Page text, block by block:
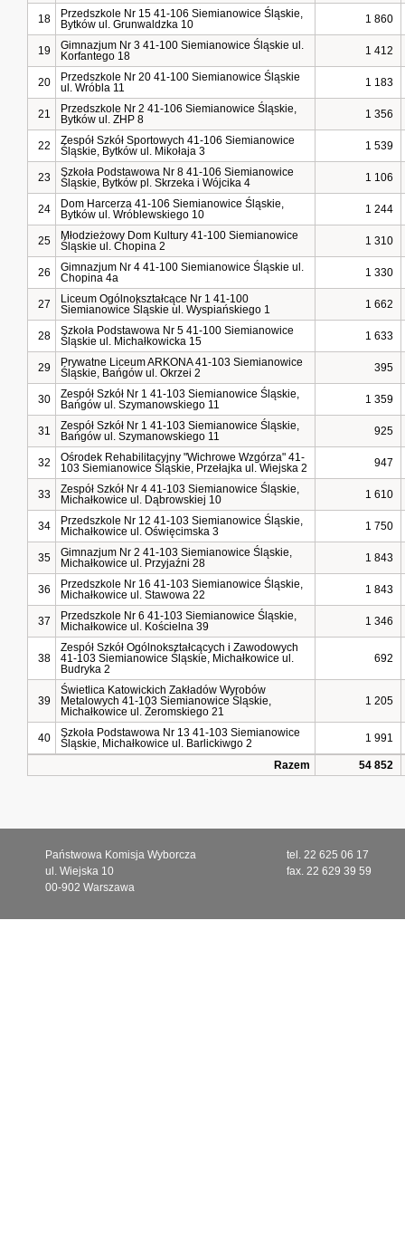
18
Przedszkole Nr 15 41-106 Siemianowice Śląskie,
Bytków ul. Grunwaldzka 10
1 860
19
Gimnazjum Nr 3 41-100 Siemianowice Śląskie ul.
Korfantego 18
1 412
20
Przedszkole Nr 20 41-100 Siemianowice Śląskie
ul. Wróbla 11
1 183
21
Przedszkole Nr 2 41-106 Siemianowice Śląskie,
Bytków ul. ZHP 8
1 356
22
Zespół Szkół Sportowych 41-106 Siemianowice
Śląskie, Bytków ul. Mikołaja 3
1 539
23
Szkoła Podstawowa Nr 8 41-106 Siemianowice
Śląskie, Bytków pl. Skrzeka i Wójcika 4
1 106
24
Dom Harcerza 41-106 Siemianowice Śląskie,
Bytków ul. Wróblewskiego 10
1 244
25
Młodzieżowy Dom Kultury 41-100 Siemianowice
Śląskie ul. Chopina 2
1 310
26
Gimnazjum Nr 4 41-100 Siemianowice Śląskie ul.
Chopina 4a
1 330
27
Liceum Ogólnokształcące Nr 1 41-100
Siemianowice Śląskie ul. Wyspiańskiego 1
1 662
28
Szkoła Podstawowa Nr 5 41-100 Siemianowice
Śląskie ul. Michałkowicka 15
1 633
29
Prywatne Liceum ARKONA 41-103 Siemianowice
Śląskie, Bańgów ul. Okrzei 2
395
30
Zespół Szkół Nr 1 41-103 Siemianowice Śląskie,
Bańgów ul. Szymanowskiego 11
1 359
31
Zespół Szkół Nr 1 41-103 Siemianowice Śląskie,
Bańgów ul. Szymanowskiego 11
925
32
Ośrodek Rehabilitacyjny "Wichrowe Wzgórza" 41-
103 Siemianowice Śląskie, Przełajka ul. Wiejska 2
947
33
Zespół Szkół Nr 4 41-103 Siemianowice Śląskie,
Michałkowice ul. Dąbrowskiej 10
1 610
34
Przedszkole Nr 12 41-103 Siemianowice Śląskie,
Michałkowice ul. Oświęcimska 3
1 750
35
Gimnazjum Nr 2 41-103 Siemianowice Śląskie,
Michałkowice ul. Przyjaźni 28
1 843
36
Przedszkole Nr 16 41-103 Siemianowice Śląskie,
Michałkowice ul. Stawowa 22
1 843
37
Przedszkole Nr 6 41-103 Siemianowice Śląskie,
Michałkowice ul. Kościelna 39
1 346
38
Zespół Szkół Ogólnokształcących i Zawodowych
41-103 Siemianowice Śląskie, Michałkowice ul.
Budryka 2
692
39
Świetlica Katowickich Zakładów Wyrobów
Metalowych 41-103 Siemianowice Śląskie,
Michałkowice ul. Żeromskiego 21
1 205
40
Szkoła Podstawowa Nr 13 41-103 Siemianowice
Śląskie, Michałkowice ul. Barlickiwgo 2
1 991
Razem 54 852
Państwowa Komisja Wyborcza
ul. Wiejska 10
00-902 Warszawa
tel. 22 625 06 17
fax. 22 629 39 59